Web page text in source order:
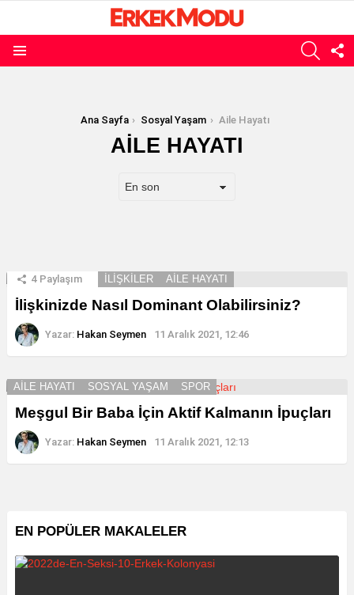
ARAMA
Ana Sayfa Sosyal Yaşam Aile Hayatı
AILE HAYATI
SON
HABERLER
4 Paylaşım İLIŞKILER AILE HAYATI
İlişkinizde Nasıl Dominant Olabilirsiniz?
Yazar: Hakan Seymen 11 Aralık 2021, 12:46
AILE HAYATI SOSYAL YAŞAM SPOR
Meşgul Bir Baba İçin Aktif Kalmanın İpuçları
Yazar: Hakan Seymen 11 Aralık 2021, 12:13
EN POPÜLER MAKALELER